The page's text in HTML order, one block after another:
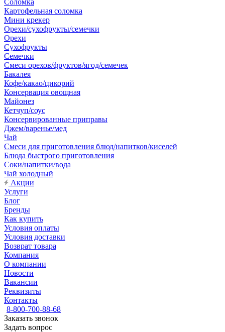
Соломка
Картофельная соломка
Мини крекер
Орехи/сухофрукты/семечки
Орехи
Сухофрукты
Семечки
Смеси орехов/фруктов/ягод/семечек
Бакалея
Кофе/какао/цикорий
Консервация овощная
Майонез
Кетчуп/соус
Консервированные приправы
Джем/варенье/мед
Чай
Смеси для приготовления блюд/напитков/киселей
Блюда быстрого приготовления
Соки/напитки/вода
Чай холодный
Акции
Услуги
Блог
Бренды
Как купить
Условия оплаты
Условия доставки
Возврат товара
Компания
О компании
Новости
Вакансии
Реквизиты
Контакты
8-800-700-88-68
Заказать звонок
Задать вопрос